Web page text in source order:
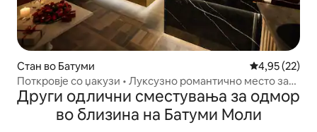
Стан во Батуми Просечна
4,95 (22)
Поткровје со џакузи • Луксузно романтично место за
одмор • Батуми
Други одлични сместувања за одмор
во близина на Батуми Моли